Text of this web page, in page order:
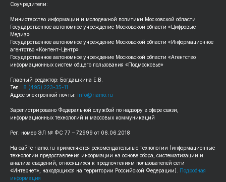
Соучредители:
Министерство информации и молодежной политики Московской области
Государственное автономное учреждение Московской области «Цифровые
Медиа»
Государственное автономное учреждение Московской области «Информационное
агентство «Контент-Центр»
Государственное автономное учреждение Московской области «Агентство
информационных систем общего пользования «Подмосковье»
Главный редактор: Богдашкина Е.В.
Тел.: 8 (495) 223-35-11
Адрес электронной почты: info@riamo.ru
Зарегистрировано Федеральной службой по надзору в сфере связи,
информационных технологий и массовых коммуникаций
Рег. номер ЭЛ № ФС 77 – 72999 от 06.06.2018
На сайте riamo.ru применяются рекомендательные технологии (информационные
технологии предоставления информации на основе сбора, систематизации и
анализа сведений, относящихся к предпочтениям пользователей сети
«Интернет», находящихся на территории Российской Федерации). Подробная
информация